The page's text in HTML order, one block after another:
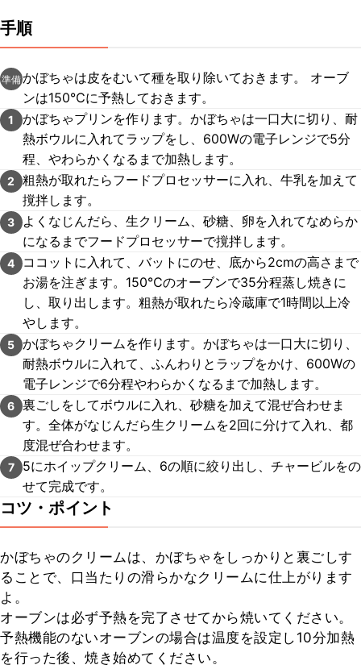
手順
準備かぼちゃは皮をむいて種を取り除いておきます。 オーブ
ンは150℃に予熱しておきます。
1
かぼちゃプリンを作ります。かぼちゃは一口大に切り、耐
熱ボウルに入れてラップをし、600Wの電子レンジで5分
程、やわらかくなるまで加熱します。
2
粗熱が取れたらフードプロセッサーに入れ、牛乳を加えて
撹拌します。
3
よくなじんだら、生クリーム、砂糖、卵を入れてなめらか
になるまでフードプロセッサーで撹拌します。
4
ココットに入れて、バットにのせ、底から2cmの高さまで
お湯を注ぎます。150℃のオーブンで35分程蒸し焼きに
し、取り出します。粗熱が取れたら冷蔵庫で1時間以上冷
やします。
5 かぼちゃクリームを作ります。かぼちゃは一口大に切り、
耐熱ボウルに入れて、ふんわりとラップをかけ、600Wの
電子レンジで6分程やわらかくなるまで加熱します。
6 裏ごしをしてボウルに入れ、砂糖を加えて混ぜ合わせま
す。全体がなじんだら生クリームを2回に分けて入れ、都
度混ぜ合わせます。
7
5にホイップクリーム、6の順に絞り出し、チャービルをの
せて完成です。
コツ・ポイント
かぼちゃのクリームは、かぼちゃをしっかりと裏ごしす
ることで、口当たりの滑らかなクリームに仕上がります
よ。
オーブンは必ず予熱を完了させてから焼いてください。
予熱機能のないオーブンの場合は温度を設定し10分加熱
を行った後、焼き始めてください。